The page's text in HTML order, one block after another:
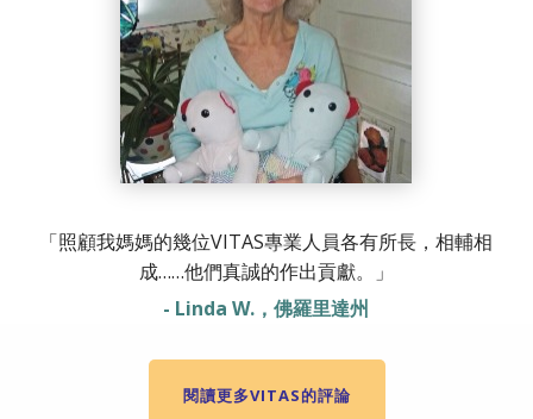
「照顧我媽媽的幾位VITAS專業人員各有所長，相輔相
成……他們真誠的作出貢獻。」
- Linda W.，佛羅里達州
閱讀更多VITAS的評論